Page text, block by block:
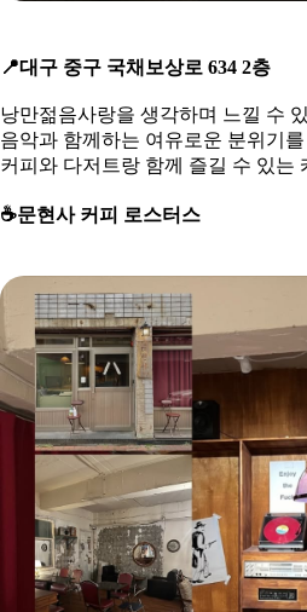
📍대구 중구 국채보상로 634 2층
낭만젊음사랑을 생각하며 느낄 수
음악과 함께하는 여유로운 분위기를
커피와 다저트랑 함께 즐길 수 있는
☕️문현사 커피 로스터스